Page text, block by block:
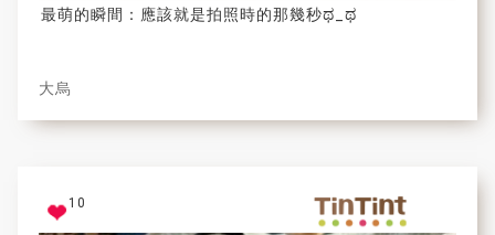
最萌的瞬間：應該就是拍照時的那幾秒ಥ_ಥ
大烏
10